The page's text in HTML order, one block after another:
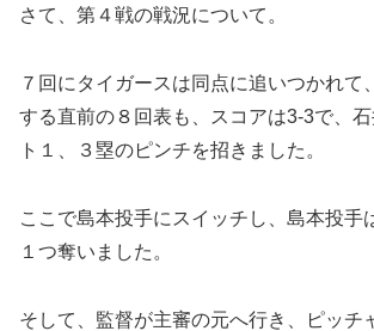
さて、第４戦の戦況について。
７回にタイガースは同点に追いつかれて
する直前の８回表も、スコアは3-3で、
ト１、３塁のピンチを招きました。
ここで島本投手にスイッチし、島本投手
１つ奪いました。
そして、監督が主審の元へ行き、ピッチ